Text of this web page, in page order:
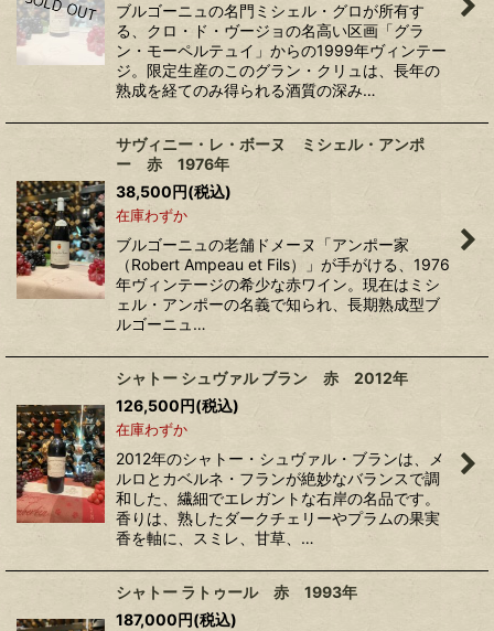
ブルゴーニュの名門ミシェル・グロが所有す
る、クロ・ド・ヴージョの名高い区画「グラ
ン・モーペルテュイ」からの1999年ヴィンテー
ジ。限定生産のこのグラン・クリュは、長年の
熟成を経てのみ得られる酒質の深み…
サヴィニー・レ・ボーヌ ミシェル・アンポ
ー 赤 1976年
38,500円(税込)
在庫わずか
ブルゴーニュの老舗ドメーヌ「アンポー家
（Robert Ampeau et Fils）」が手がける、1976
年ヴィンテージの希少な赤ワイン。現在はミシ
ェル・アンポーの名義で知られ、長期熟成型ブ
ルゴーニュ…
シャトー シュヴァル ブラン 赤 2012年
126,500円(税込)
在庫わずか
2012年のシャトー・シュヴァル・ブランは、メ
ルロとカベルネ・フランが絶妙なバランスで調
和した、繊細でエレガントな右岸の名品です。
香りは、熟したダークチェリーやプラムの果実
香を軸に、スミレ、甘草、…
シャトー ラトゥール 赤 1993年
187,000円(税込)